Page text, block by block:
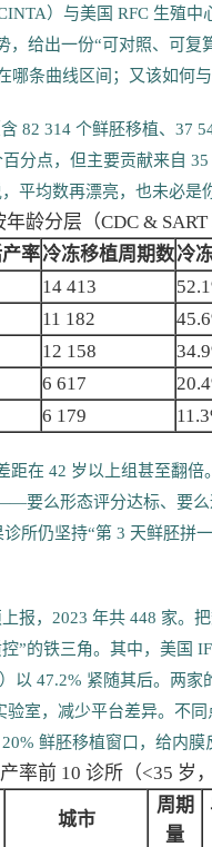
）与美国 RFC 生殖
给出一份“可对照、可
条曲线区间；又该如何
82 314 个鲜胚移植、37
分点，但主要贡献来自
平均数再漂亮，也未必是
龄分层（CDC & SART
率冷冻移植周期数冷
14 413
11 182
12 158
6 617
6 179
在 42 岁以上组甚至翻
要么形态评分达标、要么
所仍坚持“第 3 天鲜胚拼
报，2023 年共 448 家。
的铁三角。其中，美国
以 47.2% 紧随其后。两
室，减少平台差异。不
鲜胚移植窗口，给内膜
率前 10 诊所（<35 岁
城市
周期
量